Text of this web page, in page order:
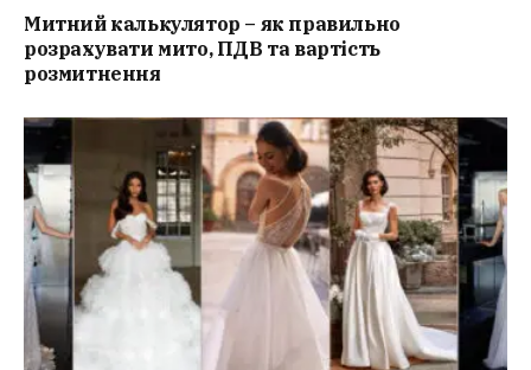
Митний калькулятор – як правильно
розрахувати мито, ПДВ та вартість
розмитнення